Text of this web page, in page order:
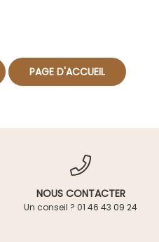
NOUS CONTACTER
Un conseil ? 01 46 43 09 24